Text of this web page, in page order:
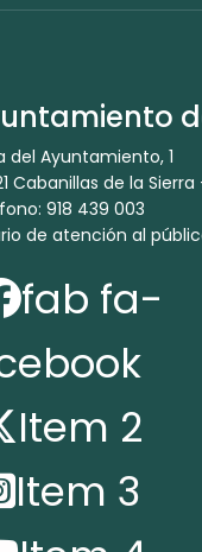
del Ayuntamiento, 1
Cabanillas de la
918 439 003
de atención al
fab fa-
Item 2
Item 3